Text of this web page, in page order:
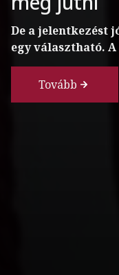
A felújított és
frissített
csipjei.
Tovább